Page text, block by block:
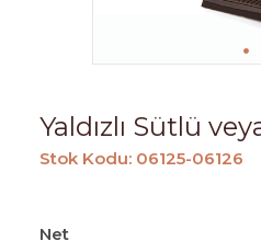
Yaldızlı Sütlü
Stok Kodu: 06125-06126
Net